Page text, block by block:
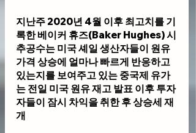
지난주 2020년 4월 이후 최고치를 기
록한 베이커 휴즈(Baker Hughes) 시
추공수는 미국 셰일 생산자들이 원유
가격 상승에 얼마나 빠르게 반응하고
있는지를 보여주고 있는 중국제 유가
는 전일 미국 원유 재고 발표 이후 투자
자들이 잠시 차익을 취한 후 상승세 재
개